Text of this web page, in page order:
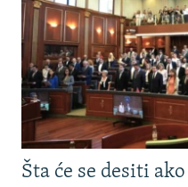
Šta će se desiti